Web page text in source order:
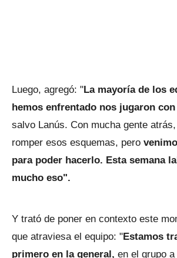
Luego, agregó: "La mayoría de los
hemos enfrentado nos jugaron
salvo Lanús. Con mucha gente
romper esos esquemas, pero
para poder hacerlo. Esta semana
mucho eso".
Y trató de poner en contexto este
que atraviesa el equipo: "Estamos
primero en la general, en el grupo